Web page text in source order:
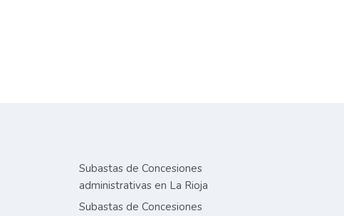
Subastas de Concesiones
administrativas en La Rioja
Subastas de Concesiones